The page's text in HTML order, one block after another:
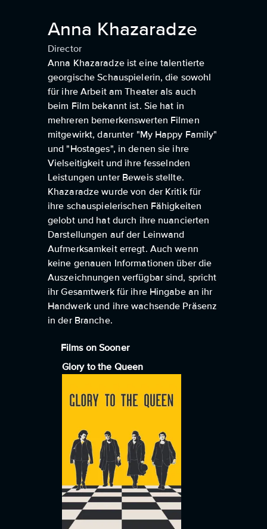
Anna Khazaradze
Director
Anna Khazaradze ist eine talentierte
georgische Schauspielerin, die sowohl
für ihre Arbeit am Theater als auch
beim Film bekannt ist. Sie hat in
mehreren bemerkenswerten Filmen
mitgewirkt, darunter "My Happy Family"
und "Hostages", in denen sie ihre
Vielseitigkeit und ihre fesselnden
Leistungen unter Beweis stellte.
Khazaradze wurde von der Kritik für
ihre schauspielerischen Fähigkeiten
gelobt und hat durch ihre nuancierten
Darstellungen auf der Leinwand
Aufmerksamkeit erregt. Auch wenn
keine genauen Informationen über die
Auszeichnungen verfügbar sind, spricht
ihr Gesamtwerk für ihre Hingabe an ihr
Handwerk und ihre wachsende Präsenz
in der Branche.
Films on Sooner
Glory to the Queen